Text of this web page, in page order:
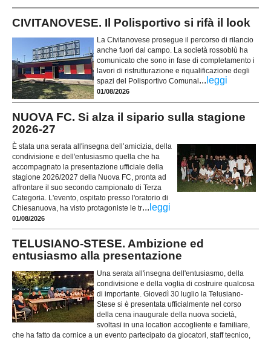
CIVITANOVESE. Il Polisportivo si rifà il look
La Civitanovese prosegue il percorso di rilancio
anche fuori dal campo. La società rossoblù ha
comunicato che sono in fase di completamento i
lavori di ristrutturazione e riqualificazione degli
spazi del Polisportivo Comunal ... leggi
01/08/2026
NUOVA FC. Si alza il sipario sulla stagione
2026-27
È stata una serata all'insegna dell’amicizia, della
condivisione e dell'entusiasmo quella che ha
accompagnato la presentazione ufficiale della
stagione 2026/2027 della Nuova FC, pronta ad
affrontare il suo secondo campionato di Terza
Categoria. L'evento, ospitato presso l'oratorio di
Chiesanuova, ha visto protagoniste le tr... leggi
01/08/2026
TELUSIANO-STESE. Ambizione ed
entusiasmo alla presentazione
Una serata all'insegna dell'entusiasmo, della
condivisione e della voglia di costruire qualcosa
di importante. Giovedì 30 luglio la Telusiano-
Stese si è presentata ufficialmente nel corso
della cena inaugurale della nuova società,
svoltasi in una location accogliente e familiare,
che ha fatto da cornice a un evento partecipato da giocatori, staff tecnico,